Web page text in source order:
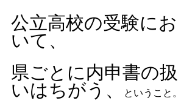
公立高校の受験にお
いて、
県ごとに内申書の扱
いはちがう、
ということ。